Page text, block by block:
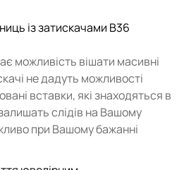
із затискачами B36
можливість вішати масивні
не дадуть можливості
вставки, які знаходяться в
слідів на Вашому
при Вашому бажанні